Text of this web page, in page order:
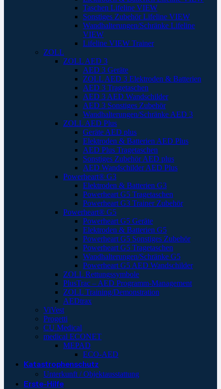
Taschen Lifeline VIEW
Sonstiges Zubehör Lifeline VIEW
Wandhalterungen/Schränke Lifeline
VIEW
Lifeline VIEW Trainer
ZOLL
ZOLL AED 3
AED 3 Geräte
ZOLL AED 3 Elektroden & Batterien
AED 3 Tragetaschen
AED 3 AED Wandschilder
AED 3 Sonstiges Zubehör
Wandhalterungen/Schränke AED 3
ZOLL AED Plus
Geräte AED plus
Elektroden & Batterien AED Plus
AED Plus Tragetaschen
Sonstiges Zubehör AED plus
AED Wandschilder AED Plus
Powerheart® G3
Elektroden & Batterien G3
Powerheart G5 Tragetaschen
Powerheart G3 Trainer Zubehör
Powerheart® G5
Powerheart G5 Geräte
Elektroden & Batterien G5
Powerheart G5 Sonstiges Zubehör
Powerheart G5 Tragetaschen
Wandhalterungen/Schränke G5
Powerheart G5 AED Wandschilder
ZOLL Rettungssymbole
PlusTrac – AED Programm-Management
ZOLL Training/Demonstration
AEDtrax
ViVest
Progetti
CU Medical
medical ECONET
MEPAD
ECO-AED
Katastrophenschutz
Unterkunft / Objektausstattung
Erste-Hilfe